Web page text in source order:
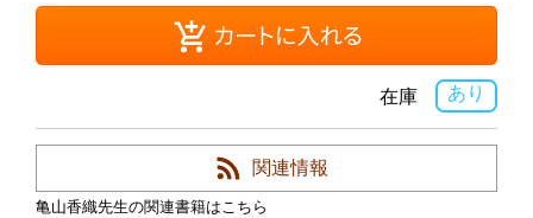
あり
在庫
関連情報
亀山香織先生の関連書籍はこちら